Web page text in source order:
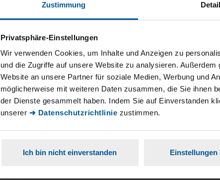
Zustimmung
Privatsphäre-Einstellungen
Wir verwenden Cookies, um Inhalte und Anzeigen zu
und die Zugriffe auf unsere Website zu analysieren.
Website an unsere Partner für soziale Medien, Werbung und
möglicherweise mit weiteren Daten zusammen, die Sie ihnen
der Dienste gesammelt haben. Indem Sie auf Einverstanden
unserer ➔ Datenschutzrichtlinie zustimmen.
Ich bin nicht einverstanden Einstellungen